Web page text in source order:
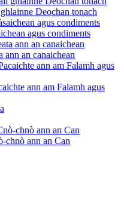
Deochan tonach
agus condiments
ann an canaichean
ann am Falamh agus
chnò ann an Can